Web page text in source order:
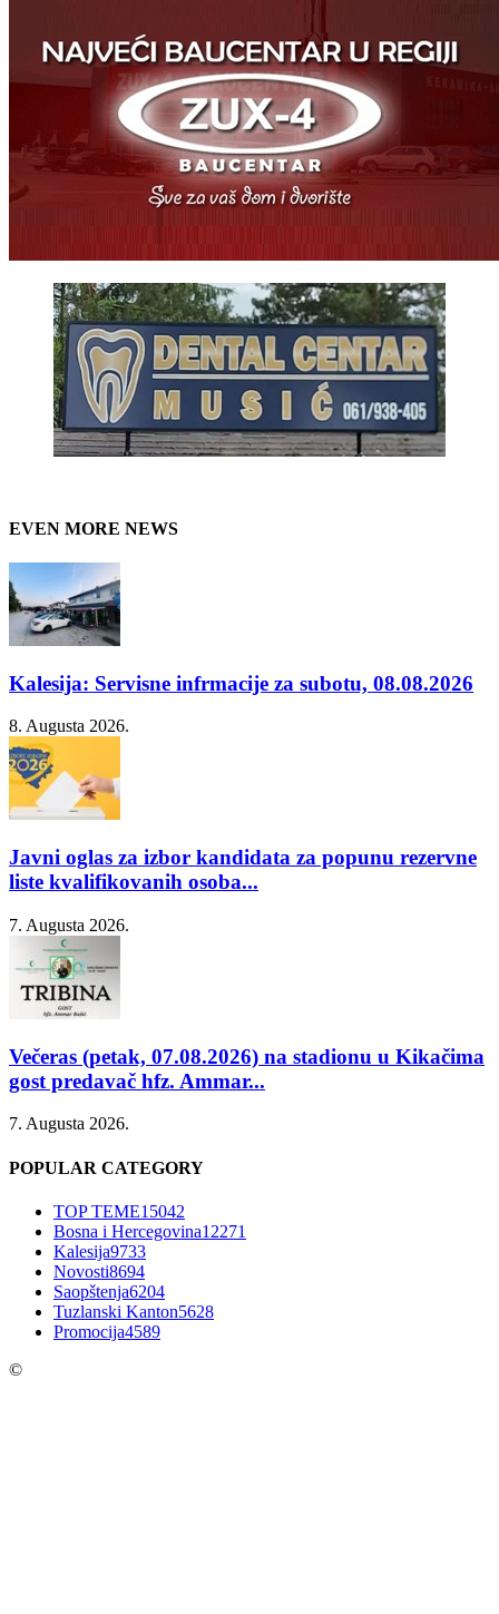
EVEN MORE NEWS
Kalesija: Servisne infrmacije za subotu, 08.08.2026
8. Augusta 2026.
Javni oglas za izbor kandidata za popunu rezervne
liste kvalifikovanih osoba...
7. Augusta 2026.
Večeras (petak, 07.08.2026) na stadionu u Kikačima
gost predavač hfz. Ammar...
7. Augusta 2026.
POPULAR CATEGORY
TOP TEME15042
Bosna i Hercegovina12271
Kalesija9733
Novosti8694
Saopštenja6204
Tuzlanski Kanton5628
Promocija4589
©